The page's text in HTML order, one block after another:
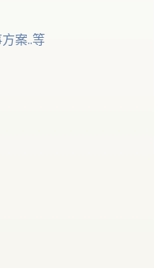
案..等